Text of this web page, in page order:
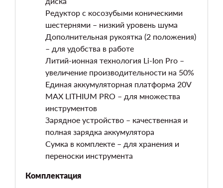
Редуктор с косозубыми коническими
шестернями – низкий уровень шума
Дополнительная рукоятка (2 положения)
– для удобства в работе
Литий-ионная технология Li-Ion Pro –
увеличение производительности на 50%
Единая аккумуляторная платформа 20V
MAX LITHIUM PRO – для множества
инструментов
Зарядное устройство – качественная и
полная зарядка аккумулятора
Сумка в комплекте – для хранения и
переноски инструмента
Комплектация